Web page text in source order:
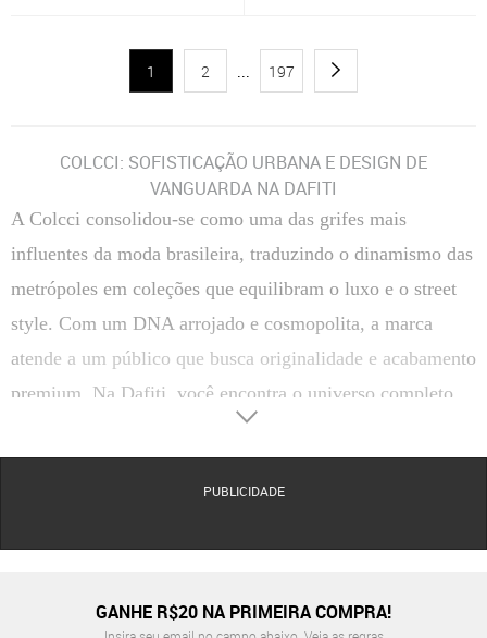
1 2 ... 197
COLCCI: SOFISTICAÇÃO URBANA E DESIGN DE
VANGUARDA NA DAFITI
A Colcci consolidou-se como uma das grifes mais
influentes da moda brasileira, traduzindo o dinamismo das
metrópoles em coleções que equilibram o luxo e o street
style. Com um DNA arrojado e cosmopolita, a marca
atende a um público que busca originalidade e acabamento
premium. Na Dafiti, você encontra o universo completo
da Colcci, abrangendo desde o vestuário icônico até
acessórios e calçados que elevam qualquer produção ao
patamar da alta moda urbana.
matérias-primas de alta classificação e modelagens que
PUBLICIDADE
GANHE R$20 NA PRIMEIRA COMPRA!